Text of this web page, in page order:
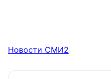
Новости СМИ2